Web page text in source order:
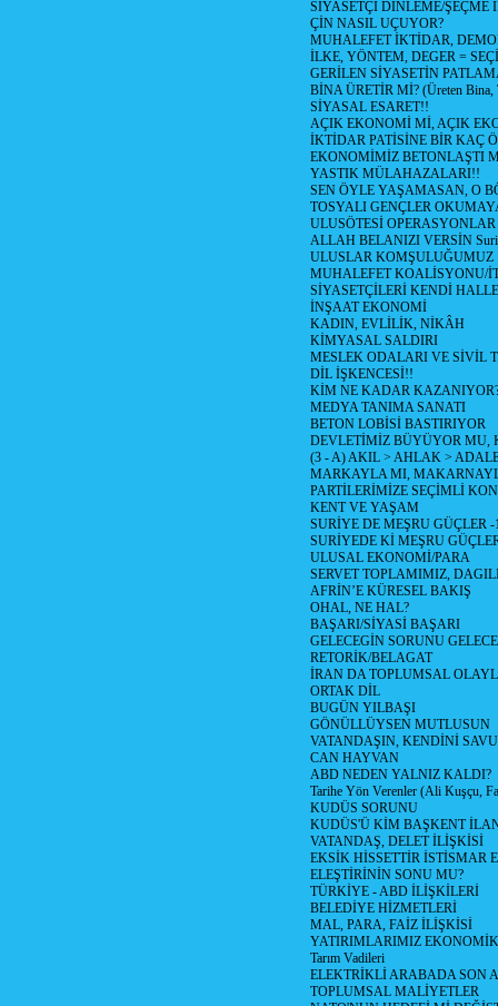
SİYASETÇİ DİNLEME/ŞEÇME
ÇİN NASIL UÇUYOR?
MUHALEFET İKTİDAR,
İLKE, YÖNTEM, DEGER =
GERİLEN SİYASETİN
BİNA ÜRETİR Mİ? (Üreten Bina,
SİYASAL ESARET!!
AÇIK EKONOMİ Mİ, AÇIK
İKTİDAR PATİSİNE BİR KAÇ
EKONOMİMİZ BETONLAŞTI
YASTIK MÜLAHAZALARI!!
SEN ÖYLE YAŞAMASAN, O
TOSYALI GENÇLER
ULUSÖTESİ OPERASYONLAR
ALLAH BELANIZI VERSİN
ULUSLAR KOMŞULUĞUMUZ
MUHALEFET KOALİSYONU/
SİYASETÇİLERİ KENDİ
İNŞAAT EKONOMİ
KADIN, EVLİLİK, NİKÂH
KİMYASAL SALDIRI
MESLEK ODALARI VE SİVİL
DİL İŞKENCESİ!!
KİM NE KADAR
MEDYA TANIMA SANATI
BETON LOBİSİ BASTIRIYOR
DEVLETİMİZ BÜYÜYOR MU,
(3 - A) AKIL > AHLAK >
MARKAYLA MI,
PARTİLERİMİZE SEÇİMLİ
KENT VE YAŞAM
SURİYE DE MEŞRU GÜÇLER -
SURİYEDE Kİ MEŞRU
ULUSAL EKONOMİ/PARA
SERVET TOPLAMIMIZ,
AFRİN’E KÜRESEL BAKIŞ
OHAL, NE HAL?
BAŞARI/SİYASİ BAŞARI
GELECEGİN SORUNU
RETORİK/BELAGAT
İRAN DA TOPLUMSAL
ORTAK DİL
BUGÜN YILBAŞI
GÖNÜLLÜYSEN MUTLUSUN
VATANDAŞIN, KENDİNİ
CAN HAYVAN
ABD NEDEN YALNIZ KALDI?
Tarihe Yön Verenler (Ali Kuşçu,
KUDÜS SORUNU
KUDÜS'Ü KİM BAŞKENT
VATANDAŞ, DELET İLİŞKİSİ
EKSİK HİSSETTİR İSTİSMAR
ELEŞTİRİNİN SONU MU?
TÜRKİYE - ABD İLİŞKİLERİ
BELEDİYE HİZMETLERİ
MAL, PARA, FAİZ İLİŞKİSİ
YATIRIMLARIMIZ
Tarım Vadileri
ELEKTRİKLİ ARABADA SON
TOPLUMSAL MALİYETLER